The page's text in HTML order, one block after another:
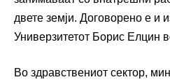
двете земји. Договорено е и
Универзитетот Борис Елцин
Во здравствениот сектор,